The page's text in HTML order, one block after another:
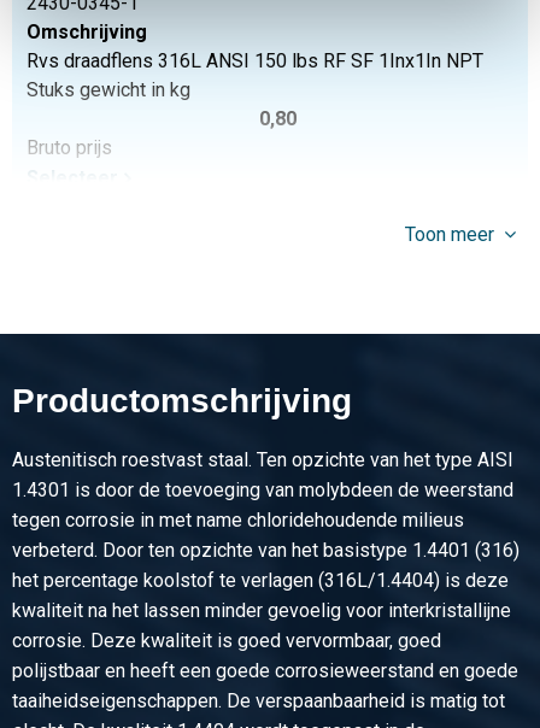
Omschrijving
Rvs draadflens 316L ANSI 150 lbs RF SF 1Inx1In NPT
Stuks gewicht in kg
0,80
Bruto prijs
Selecteer
1,05
Selecteer
Artikelnummer
2430-0345-112
Omschrijving
Rvs draadflens 316L ANSI 150 lbs RF SF 1 1/2Inx1
1/2InNPT
Stuks gewicht in kg
Bruto prijs
Toon meer
Productomschrijving
Austenitisch roestvast staal. Ten opzichte van het type AISI
1.4301 is door de toevoeging van molybdeen de weerstand
tegen corrosie in met name chloridehoudende milieus
verbeterd. Door ten opzichte van het basistype 1.4401 (316)
het percentage koolstof te verlagen (316L/1.4404) is deze
kwaliteit na het lassen minder gevoelig voor interkristallijne
corrosie. Deze kwaliteit is goed vervormbaar, goed
polijstbaar en heeft een goede corrosieweerstand en goede
taaiheidseigenschappen. De verspaanbaarheid is matig tot